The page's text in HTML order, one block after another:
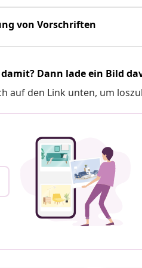
von Vorschriften
Dann lade ein Bild
auf den Link unten, um